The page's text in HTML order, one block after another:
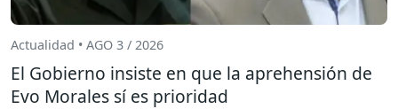
Actualidad • AGO 3 / 2026
El Gobierno insiste en que la aprehensión de
Evo Morales sí es prioridad